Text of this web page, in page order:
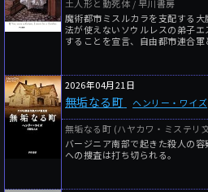
土人形と動死体 / 早川書房
魔術都市ミスルカラを支配する
法が使えないソウルレスの弟子
することを宣言、自由都市連合
2026年04月21日
無垢なる町 ヘンリー・ワイズ
無垢なる町 (ハヤカワ・ミステリ
バージニア南部で起きた殺人の
への捜査は打ち切られる。